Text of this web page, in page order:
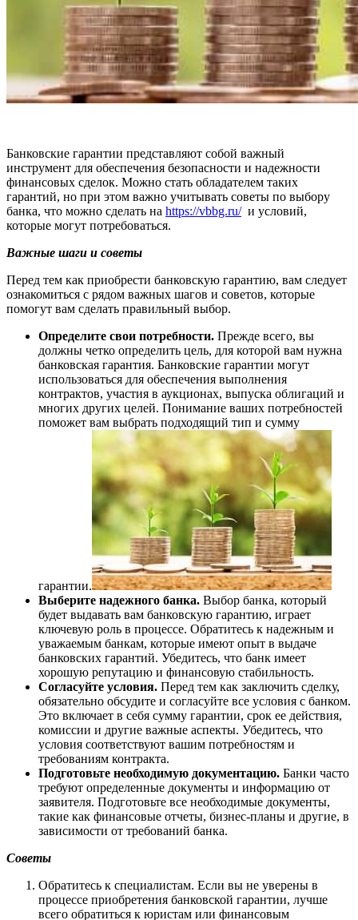
Банковские гарантии представляют собой важный
инструмент для обеспечения безопасности и надежности
финансовых сделок. Можно стать обладателем таких
гарантий, но при этом важно учитывать советы по выбору
банка, что можно сделать на https://vbbg.ru/и условий,
которые могут потребоваться.
Важные шаги и советы
Перед тем как приобрести банковскую гарантию, вам следует
ознакомиться с рядом важных шагов и советов, которые
помогут вам сделать правильный выбор.
Определите свои потребности. Прежде всего, вы
должны четко определить цель, для которой вам нужна
банковская гарантия. Банковские гарантии могут
использоваться для обеспечения выполнения
контрактов, участия в аукционах, выпуска облигаций и
многих других целей. Понимание ваших потребностей
поможет вам выбрать подходящий тип и сумму
гарантии.
Выберите надежного банка. Выбор банка, который
будет выдавать вам банковскую гарантию, играет
ключевую роль в процессе. Обратитесь к надежным и
уважаемым банкам, которые имеют опыт в выдаче
банковских гарантий. Убедитесь, что банк имеет
хорошую репутацию и финансовую стабильность.
Согласуйте условия. Перед тем как заключить сделку,
обязательно обсудите и согласуйте все условия с банком.
Это включает в себя сумму гарантии, срок ее действия,
комиссии и другие важные аспекты. Убедитесь, что
условия соответствуют вашим потребностям и
требованиям контракта.
Подготовьте необходимую документацию. Банки часто
требуют определенные документы и информацию от
заявителя. Подготовьте все необходимые документы,
такие как финансовые отчеты, бизнес-планы и другие, в
зависимости от требований банка.
Советы
Обратитесь к специалистам. Если вы не уверены в
процессе приобретения банковской гарантии, лучше
всего обратиться к юристам или финансовым